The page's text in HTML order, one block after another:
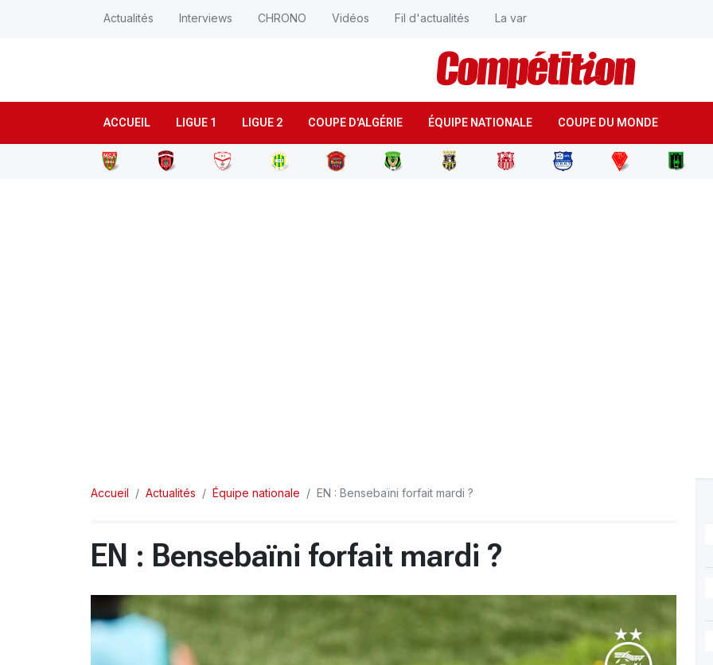
ACCUEIL LIGUE 1 LIGUE 2 COUPE D'ALGÉRIE ÉQUIPE NATIONALE COUPE DU MONDE
Actualités Interviews CHRONO Vidéos Fil d'actualités La var
Accueil Actualités Équipe nationale EN : Bensebaïni forfait mardi ?
EN : Bensebaïni forfait mardi ?